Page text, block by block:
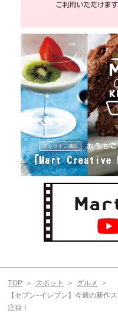
TOP スポット
グルメ
【セブン-イレブン】今週の新作
注目！